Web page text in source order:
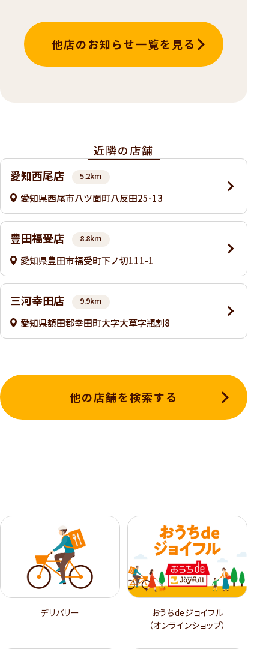
他店のお知らせ一覧を見る
近隣の店舗
愛知西尾店
5.2km
愛知県西尾市八ツ面町八反田25-13
豊田福受店 8.8km
愛知県豊田市福受町下ノ切111-1
三河幸田店 9.9km
愛知県額田郡幸田町大字大草字瓶割8
他の店舗を検索する
デリバリー
おうちdeジョイフル
（オンラインショップ）